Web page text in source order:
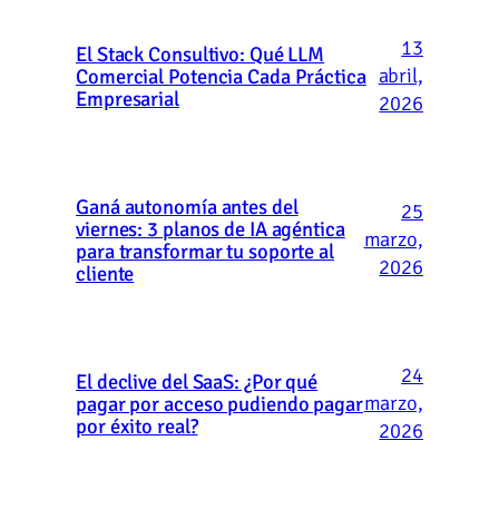
El Stack Consultivo: Qué LLM
Comercial Potencia Cada Práctica
Empresarial
13
abril,
2026
Ganá autonomía antes del
viernes: 3 planos de IA agéntica
para transformar tu soporte al
cliente
25
marzo,
2026
El declive del SaaS: ¿Por qué
pagar por acceso pudiendo pagar
por éxito real?
24
marzo,
2026